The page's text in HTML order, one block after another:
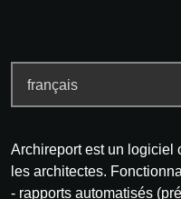
Archireport est un logiciel
les architectes.
- rapports automatisés